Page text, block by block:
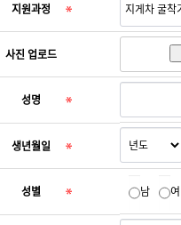
지원과정
사진 업로드
성명
생년월일
성별 남 여